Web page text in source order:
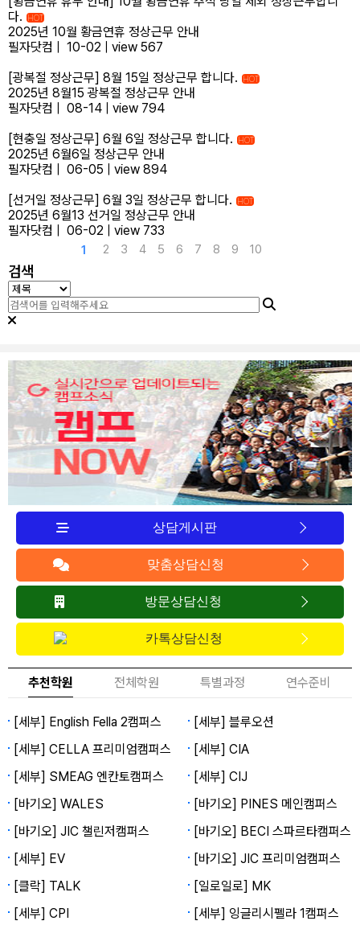
다.
HOT
2025년 10월 황금연휴 정상근무 안내
필자닷컴
10-02
view 567
[광복절 정상근무] 8월 15일 정상근무 합니다.
HOT
2025년 8월15 광복절 정상근무 안내
필자닷컴
08-14
view 794
[현충일 정상근무] 6월 6일 정상근무 합니다.
HOT
2025년 6월6일 정상근무 안내
필자닷컴
06-05
view 894
[선거일 정상근무] 6월 3일 정상근무 합니다.
HOT
2025년 6월13 선거일 정상근무 안내
필자닷컴
06-02 view 733
1 2 3 4 5 6 7 8 9 10
검색
상담게시판
맞춤상담신청
방문상담신청
카톡상담신청
추천학원 전체학원 특별과정 연수준비
[세부] English Fella 2캠퍼스
[세부] 블루오션
[세부] CELLA 프리미엄캠퍼스
[세부] CIA
[세부] SMEAG 엔칸토캠퍼스
[세부] CIJ
[바기오] WALES
[바기오] PINES 메인캠퍼스
[바기오] JIC 챌린저캠퍼스
[바기오] BECI 스파르타캠퍼스
[세부] EV
[바기오] JIC 프리미엄캠퍼스
[클락] TALK
[일로일로] MK
[세부] CPI
[세부] 잉글리시펠라 1캠퍼스